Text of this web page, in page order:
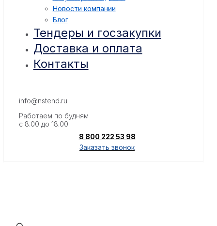
Новости компании
Блог
Тендеры и госзакупки
Доставка и оплата
Контакты
info@nstend.ru
Работаем по будням
с 8.00 до 18.00
8 800 222 53 98
Заказать звонок